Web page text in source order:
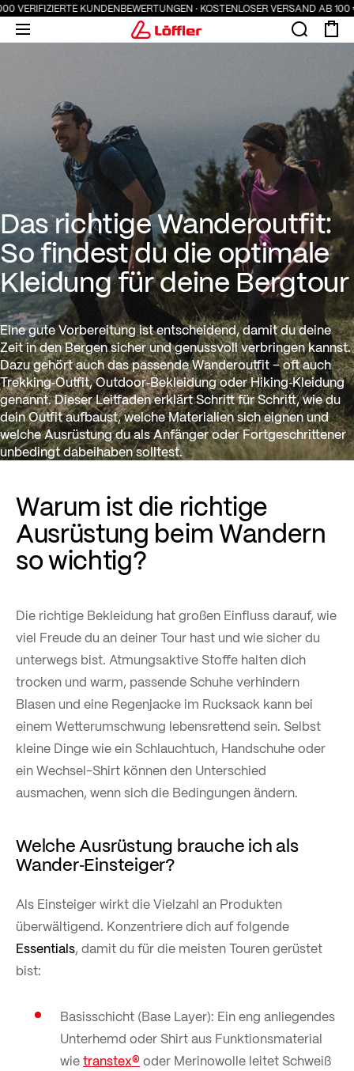
KUNDENBEWERTUNGEN · KOSTENLOSER VERSAND AB 100 € ·
Das richtige Wanderoutfit:
Das richtige Wanderoutfit:
So findest du die optimale
Kleidung für deine Bergtour
Eine gute Vorbereitung ist entscheidend, damit du deine
Zeit in den Bergen sicher und genussvoll verbringen kannst.
Dazu gehört auch das passende Wanderoutfit – oft auch
Trekking‑Outfit, Outdoor‑Bekleidung oder Hiking‑Kleidung
genannt. Dieser Leitfaden erklärt Schritt für Schritt, wie du
dein Outfit aufbaust, welche Materialien sich eignen und
welche Ausrüstung du als Anfänger oder Fortgeschrittener
unbedingt dabeihaben solltest.
Warum ist die richtige
Ausrüstung beim Wandern
so wichtig?
Die richtige Bekleidung hat großen Einfluss darauf, wie
viel Freude du an deiner Tour hast und wie sicher du
unterwegs bist. Atmungsaktive Stoffe halten dich
trocken und warm, passende Schuhe verhindern
Blasen und eine Regenjacke im Rucksack kann bei
einem Wetterumschwung lebensrettend sein. Selbst
kleine Dinge wie ein Schlauchtuch, Handschuhe oder
ein Wechsel-Shirt können den Unterschied
ausmachen, wenn sich die Bedingungen ändern.
Welche Ausrüstung brauche ich als
Wander‑Einsteiger?
Als Einsteiger wirkt die Vielzahl an Produkten
überwältigend. Konzentriere dich auf folgende
Essentials, damit du für die meisten Touren gerüstet
bist:
Basisschicht (Base Layer): Ein eng anliegendes
Unterhemd oder Shirt aus Funktionsmaterial
wietranstex®oder Merinowolle leitet Schweiß